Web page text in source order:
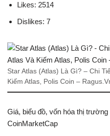
Likes: 2514
Dislikes: 7
Star Atlas (Atlas) Là Gì? – Chi
Kiếm Atlas, Polis Coin –
Giá, biểu đồ, vốn hóa thị
CoinMarketCap